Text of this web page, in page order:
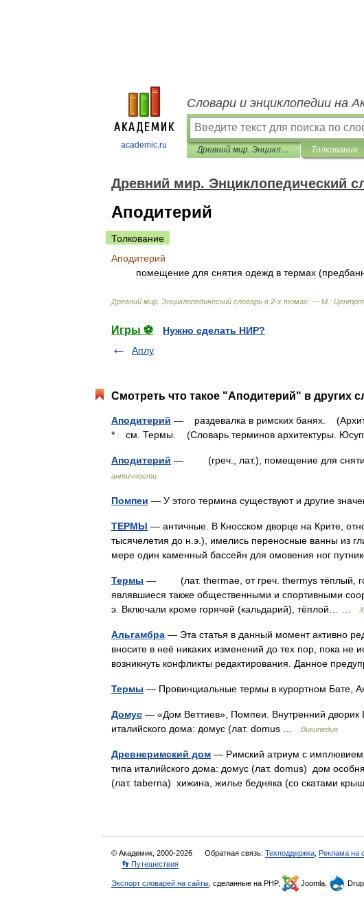
academic.ru
Словари и энциклопедии на
Древний мир. Энциклопедический словарь Толкования
Древний мир. Энциклопедический
Аподитерий
Толкование
Аподитерий
помещение для снятия одежд в термах (
Древний мир Энциклопедический словарь в 2-х томах . — М :
Игры ⚽
Нужно сделать НИР?
Аплу
Смотреть что такое "Аподитерий" в других
Аподитерий — раздевалка в римских банях.
* см. Термы. (Словарь терминов архитектуры.
Аподитерий — (греч., лат.), помещение для
античности
Помпеи — У этого термина существуют и другие
ТЕРМЫ — античные. В Кносском дворце на Крите,
тысячелетия до н.э.), имелись переносные ванны из
мере один каменный бассейн для омовения ног
Термы — (лат. thermae, от греч. thermуs тёплый,
являвшиеся также общественными и спортивными
э. Включали кроме горячей (кальдарий), тёплой… …
Альгамбра — Эта статья в данный момент активно
вносите в неё никаких изменений до тех пор, пока не
возникнуть конфликты редактирования. Данное
Термы — Провинциальные термы в курортном Бате,
Домус — «Дом Веттиев», Помпеи. Внутренний дворик
италийского дома: домус (лат. domus …
Википедия
Древнеримский дом — Римский атриум с
типа италийского дома: домус (лат. domus) дом
(лат. taberna) хижина, жилье бедняка (со скатами
© Академик, 2000-2026 Обратная связь: Техподдержка Реклама на
👣 Путешествия
Экспорт словарей на сайты , сделанные на PHP, Joomla,